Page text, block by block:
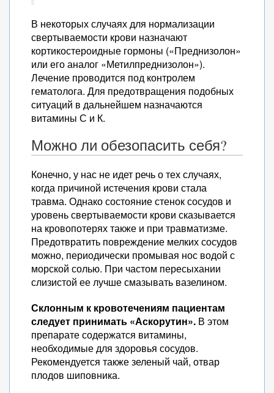
В некоторых случаях для нормализации
свертываемости крови назначают
кортикостероидные гормоны («Преднизолон»
или его аналог «Метилпреднизолон»).
Лечение проводится под контролем
гематолога. Для предотвращения подобных
ситуаций в дальнейшем назначаются
витамины С и К.
Можно ли обезопасить себя?
Конечно, у нас не идет речь о тех случаях,
когда причиной истечения крови стала
травма. Однако состояние стенок сосудов и
уровень свертываемости крови сказывается
на кровопотерях также и при травматизме.
Предотвратить повреждение мелких сосудов
можно, периодически промывая нос водой с
морской солью. При частом пересыхании
слизистой ее лучше смазывать вазелином.
Склонным к кровотечениям пациентам
следует принимать «Аскорутин». В этом
препарате содержатся витамины,
необходимые для здоровья сосудов.
Рекомендуется также зеленый чай, отвар
плодов шиповника.